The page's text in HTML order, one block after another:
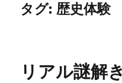
タグ: 歴史体験
リアル謎解